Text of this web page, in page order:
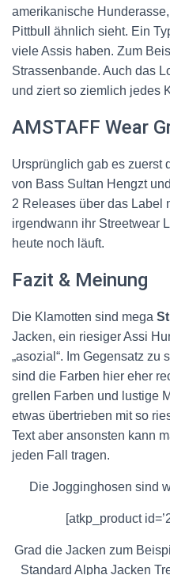
amerikanische
Pittbull ähnlich sieht. Ein
viele Assis haben. Zum
Strassenbande. Auch das
und ziert so ziemlich jedes
AMSTAFF Wear
Ursprünglich gab es zuerst
von Bass Sultan Hengzt
2 Releases über das Label
irgendwann ihr Streetwear
heute noch läuft.
Fazit & Meinung
Die Klamotten sind mega
Jacken, ein riesiger Assi
„asozial“. Im Gegensatz zu
sind die Farben hier eher
grellen Farben und lustige
etwas übertrieben mit so
Text aber ansonsten kann
jeden Fall tragen.
Die Jogginghosen sind
[atkp_product
Grad die Jacken zum
Standard Alpha Jacken